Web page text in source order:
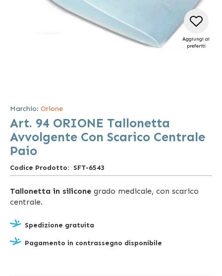
galleria
di
immagini
Aggiungi ai
preferiti
Marchio: Orione
Art. 94 ORIONE Tallonetta
Avvolgente Con Scarico Centrale
Paio
Codice Prodotto SFT-6543
Tallonetta in silicone grado medicale, con scarico
centrale.
Spedizione gratuita
Pagamento in contrassegno disponibile